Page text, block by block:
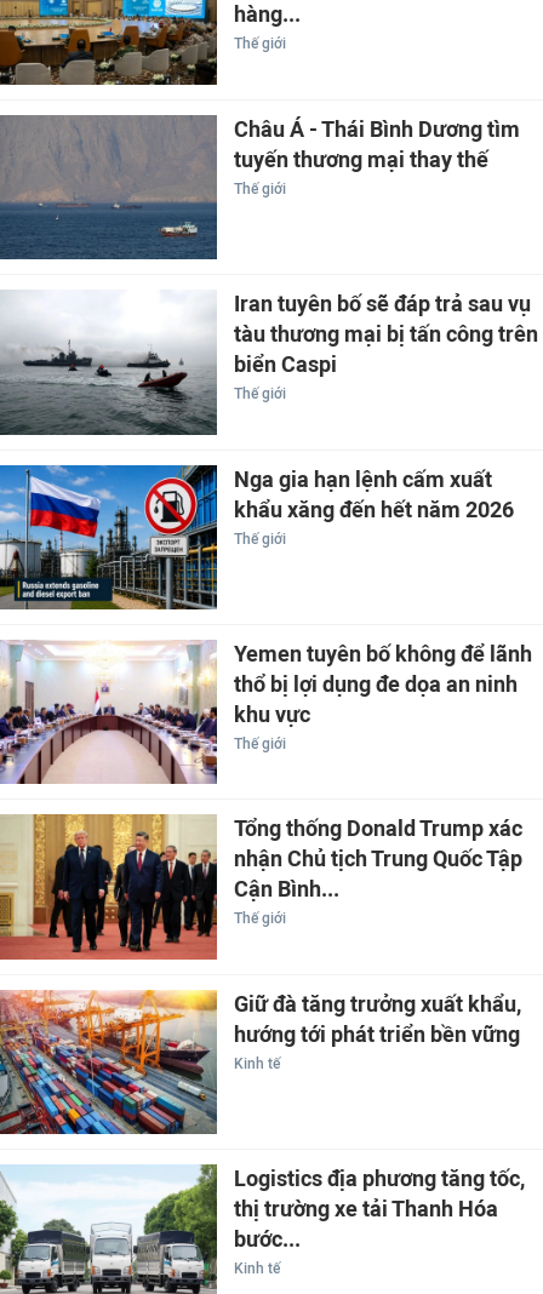
hàng...
Thế giới
Châu Á - Thái Bình Dương tìm
tuyến thương mại thay thế
Thế giới
Iran tuyên bố sẽ đáp trả sau vụ
tàu thương mại bị tấn công trên
biển Caspi
Thế giới
Nga gia hạn lệnh cấm xuất
khẩu xăng đến hết năm 2026
Thế giới
Yemen tuyên bố không để lãnh
thổ bị lợi dụng đe dọa an ninh
khu vực
Thế giới
Tổng thống Donald Trump xác
nhận Chủ tịch Trung Quốc Tập
Cận Bình...
Thế giới
Giữ đà tăng trưởng xuất khẩu,
hướng tới phát triển bền vững
Kinh tế
Logistics địa phương tăng tốc,
thị trường xe tải Thanh Hóa
bước...
Kinh tế